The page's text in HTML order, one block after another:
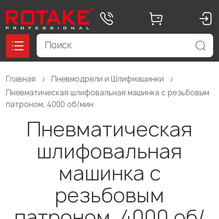
Главная
Пневмодрели и Шлифмашинки
Пневматическая шлифовальная машинка с резьбовым
патроном, 4000 об/мин
Пневматическая
шлифовальная
машинка с
резьбовым